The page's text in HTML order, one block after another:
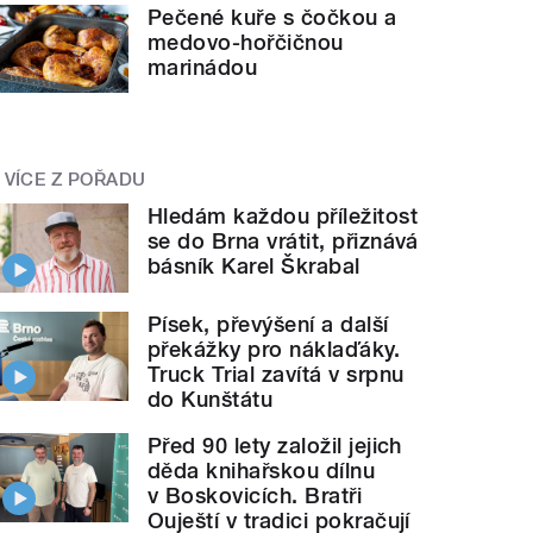
Pečené kuře s čočkou a
medovo-hořčičnou
marinádou
VÍCE Z POŘADU
Hledám každou příležitost
se do Brna vrátit, přiznává
básník Karel Škrabal
Písek, převýšení a další
překážky pro náklaďáky.
Truck Trial zavítá v srpnu
do Kunštátu
Před 90 lety založil jejich
děda knihařskou dílnu
v Boskovicích. Bratři
Ouještí v tradici pokračují